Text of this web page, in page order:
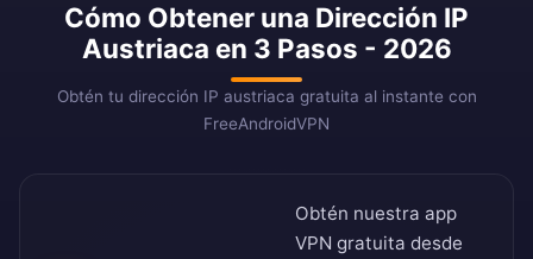
Cómo Obtener una Dirección IP
Austriaca en 3 Pasos - 2026
Obtén tu dirección IP austriaca gratuita al instante con
FreeAndroidVPN
Obtén nuestra app
VPN gratuita desde